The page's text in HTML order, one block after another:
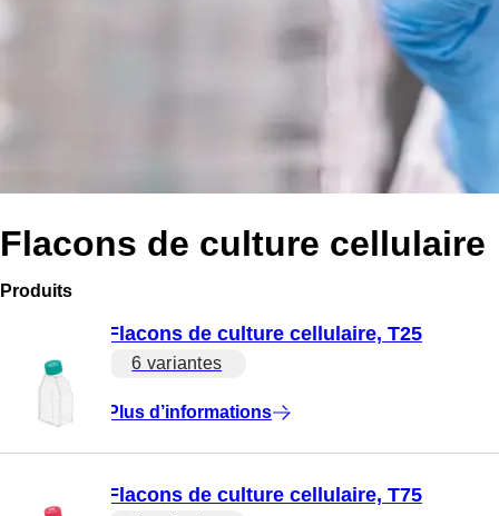
Flacons de culture cellulaire
Produits
Flacons de culture cellulaire, T25
6 variantes
Plus d’informations
Flacons de culture cellulaire, T75